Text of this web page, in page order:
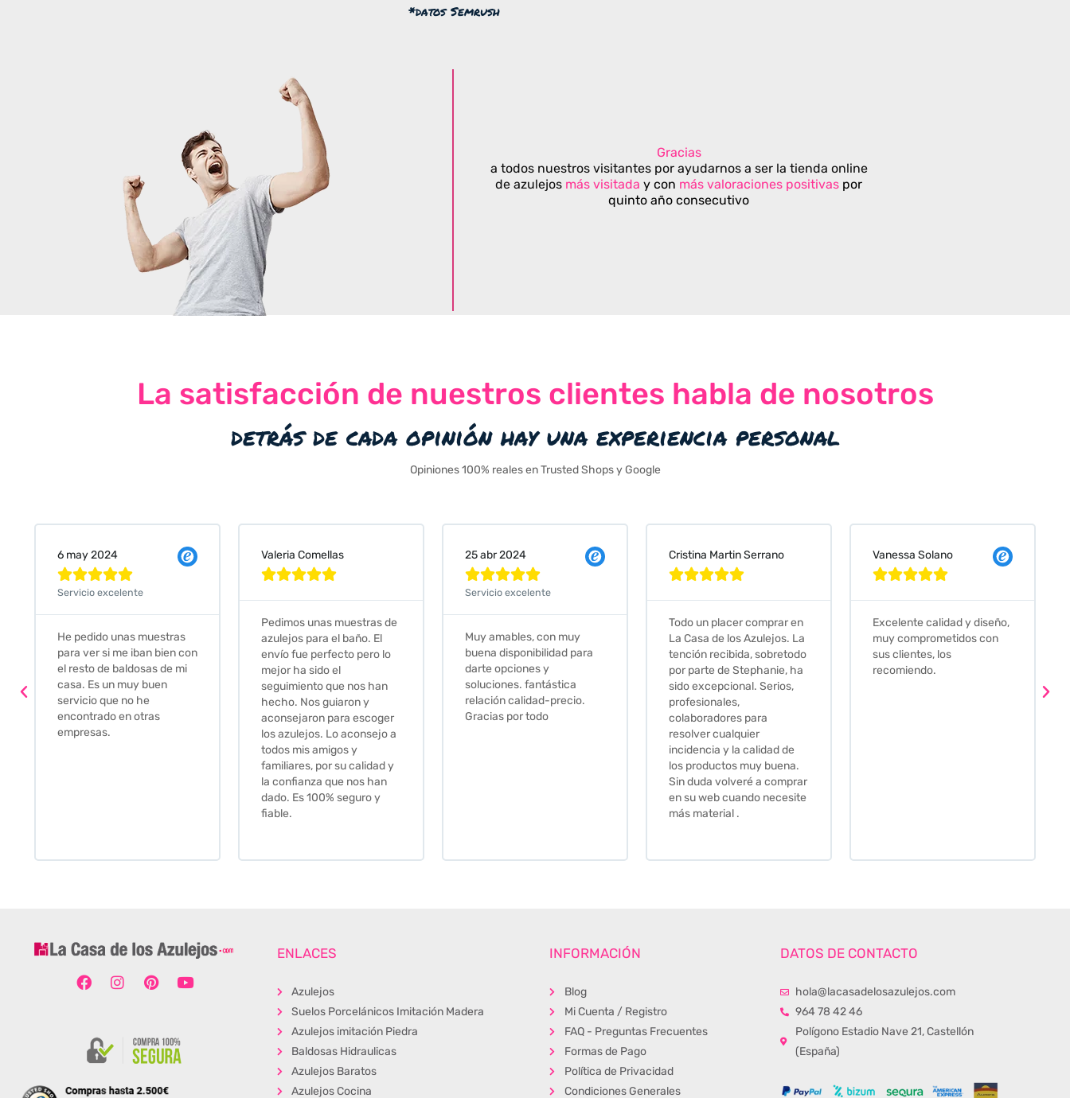
*datos Semrush
Gracias
a todos nuestros visitantes por ayudarnos a ser la tienda online
de azulejos más visitada y con más valoraciones positivas por
quinto año consecutivo
La satisfacción de nuestros clientes habla de nosotros
detrás de cada opinión hay una experiencia personal
Opiniones 100% reales en Trusted Shops y Google
Valeria Comellas

azulejos para el baño. El
envío fue perfecto pero lo
mejor ha sido el
seguimiento que nos han
hecho. Nos guiaron y
aconsejaron para escoger
los azulejos. Lo aconsejo a
25 abr 2024

Muy amables, con muy
buena disponibilidad para
darte opciones y
soluciones. fantástica
relación calidad-precio.
Gracias por todo
Cristina Martin Serrano

La Casa de los Azulejos. La
tención recibida, sobretodo
por parte de Stephanie, ha
sido excepcional. Serios,
profesionales,
colaboradores para
Vanessa Solano

Excelente calidad y diseño,
muy comprometidos con
sus clientes, los
recomiendo.
Judit Bonet Pardell

Que decir, si teneis que
comprar alguna baldosa
este és el sitio indicado! Yo
pedi una muestra y me
ENLACES
Azulejos
Suelos Porcelánicos Imitación Madera
Azulejos imitación Piedra
Baldosas Hidraulicas
Azulejos Baratos
Azulejos Cocina
INFORMACIÓN
Blog
Mi Cuenta / Registro
FAQ - Preguntas Frecuentes
Formas de Pago
Política de Privacidad
Condiciones Generales
DATOS DE CONTACTO
hola@lacasadelosazulejos.com
964 78 42 46
Polígono Estadio Nave 21, Castellón
(España)